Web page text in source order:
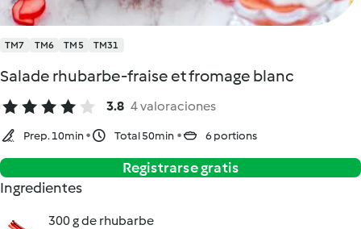
TM7 TM6 TM5 TM31
Salade rhubarbe-fraise et fromage blanc
3.8 4 valoraciones
Prep. 10min Total 50min 6 portions
Registrarse gratis
Ingredientes
300 g de rhubarbe